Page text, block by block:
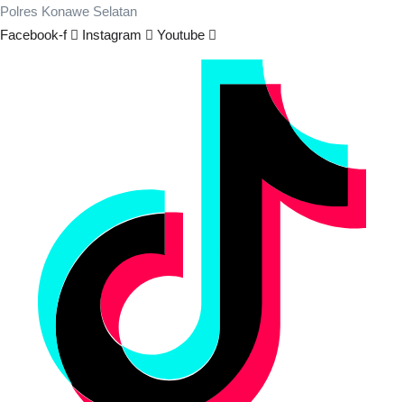
Polres Konawe Selatan
Facebook-f
Instagram Youtube